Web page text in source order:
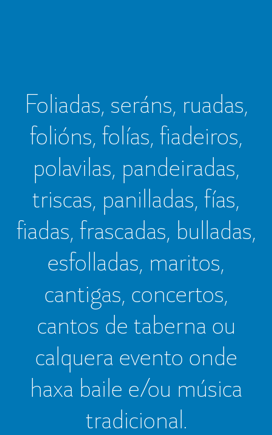
Foliadas, seráns, ruadas,
folións, folías, fiadeiros,
polavilas, pandeiradas,
triscas, panilladas, fías,
fiadas, frascadas, bulladas,
esfolladas, maritos,
cantigas, concertos,
cantos de taberna ou
calquera evento onde
haxa baile e/ou música
tradicional.